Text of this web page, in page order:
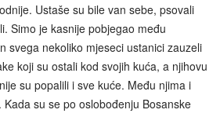
Ustaše su bile van sebe, psovali
Simo je kasnije pobjegao među
svega nekoliko mjeseci ustanici zauzeli
koji su ostali kod svojih kuća, a njihovu
su popalili i sve kuće. Među njima i
su se po oslobođenju Bosanske